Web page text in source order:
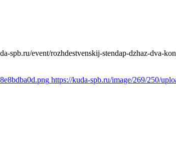
spb.ru/event/rozhdestvenskij-stendap-dzhaz-dva-
https://kuda-spb.ru/image/269/250/